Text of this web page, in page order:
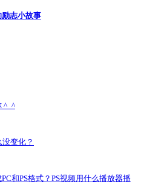
志小故事
^_^
变化？
和PS格式？PS视频用什么播放器播